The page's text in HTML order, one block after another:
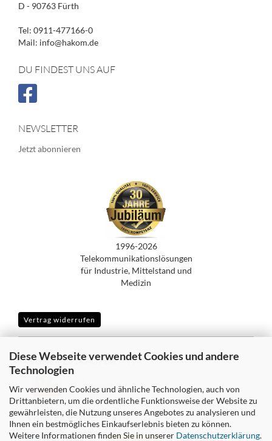
Diese Webseite verwendet Cookies und andere
Technologien
Wir verwenden Cookies und ähnliche Technologien, auch von
Drittanbietern, um die ordentliche Funktionsweise der Website zu
gewährleisten, die Nutzung unseres Angebotes zu analysieren und
Ihnen ein bestmögliches Einkaufserlebnis bieten zu können.
Weitere Informationen finden Sie in unserer Datenschutzerklärung.
D - 90763 Fürth
Tel: 0911-477166-0
Mail: info@hakom.de
DU FINDEST UNS AUF
NEWSLETTER
Jetzt abonnieren
1996-2026
Telekommunikationslösungen
für Industrie, Mittelstand und
Medizin
Vertrag widerrufen
SICHER EINKAUFEN MIT
WIR VERSENDEN MIT